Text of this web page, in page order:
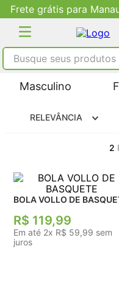
grátis para Manaus
Busque seus produtos
Masculino
RELEVÂNCIA
2
BOLA VOLLO DE
R$ 119,99
Em até 2x R$ 59,99 sem
juros
TERMOS MAIS
º
tenis feminino
tenis